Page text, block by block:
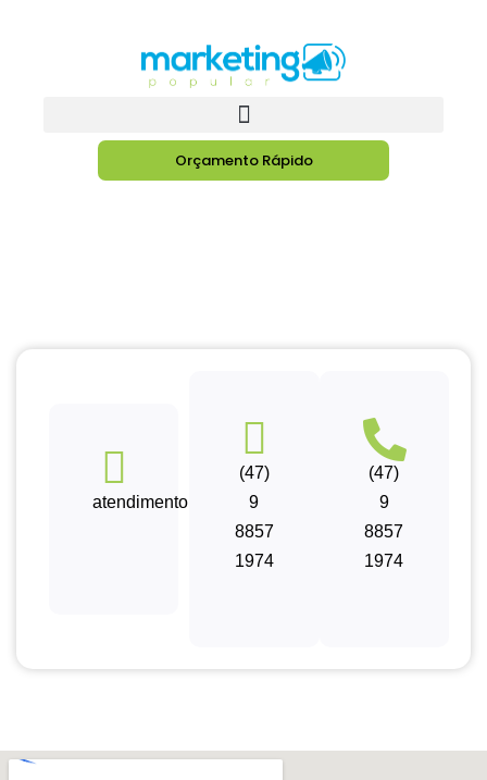
Orçamento Rápido
atendimento@mktpopular.com
(47)
9
8857
1974
(47)
9
8857
1974